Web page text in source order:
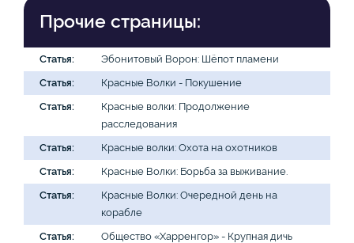
Прочие страницы:
Статья:
Эбонитовый Ворон: Шёпот пламени
Статья:
Красные Волки - Покушение
Статья:
Красные волки: Продолжение
расследования
Статья:
Красные волки: Охота на охотников
Статья:
Красные Волки: Борьба за выживание.
Статья:
Красные Волки: Очередной день на
корабле
Статья:
Общество «Харренгор» - Крупная дичь